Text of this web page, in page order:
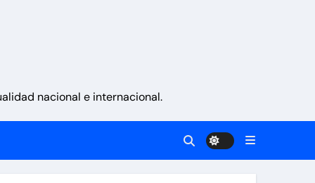
nacional e internacional.